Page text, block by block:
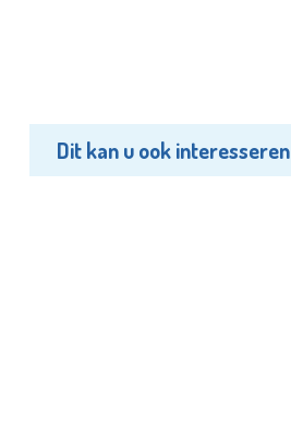
Dit kan u ook interesseren